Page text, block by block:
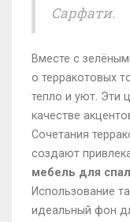
Сарфати.
Вместе с
о терракотовых
тепло и уют. Эти
качестве
Сочетания
создают
мебель для
Использование
идеальный фон